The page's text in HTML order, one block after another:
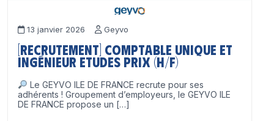
13 janvier 2026 Geyvo
[Recrutement] Comptable unique et
Ingénieur Etudes Prix (H/F)
Le GEYVO ILE DE FRANCE recrute pour ses
adhérents ! Groupement d’employeurs, le GEYVO ILE
DE FRANCE propose un […]